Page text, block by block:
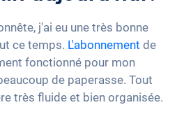
j'ai eu une très bonne
ce temps. L'abonnement de
fonctionné pour mon
de paperasse. Tout
très fluide et bien organisée.